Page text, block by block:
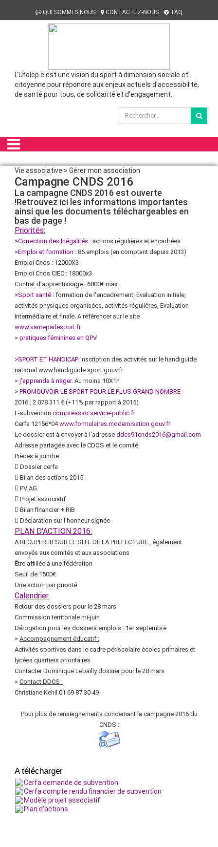
QUI SOMMES NOUS CONTACTEZ-NOUS FAQ
L'Ufolep c'est une vision du sport à dimension sociale et
citoyenne pour répondre aux enjeux actuels d'accessibilité,
de santé pour tous, de solidarité et d'engagement.
Vie associative > Gérer mon association
Campagne CNDS 2016
La campagne CNDS 2016 est ouverte
!Retrouvez ici les informations importantes
ainsi que les documents téléchargeables en
bas de page !
Priorités:
>Correction des Inégalités : actions régulières et encadrées
>Emploi et formation : 86 emplois (en comptant depuis 2013)
Emploi Cnds : 12000X3
Emploi Cnds CIEC : 18000x3
Contrat d’apprentissage : 6000€ max
>Sport santé : formation de l'encadrement, Evaluation initiale,
activités physiques organisées, activités régulières, Evaluation
intermédiaire et finale. A référencer sur le site
www.santeparlesport.fr
> pratiques féminines en QPV
>SPORT ET HANDICAP. Inscription des activités sur le handiguide
national www.handiguide.sport.gouv.fr
> j'apprends à nager. Au moins 10X1h
> PROMOUVOIR LE SPORT POUR LE PLUS GRAND NOMBRE
2016 : 2 078 311 € (+11% par rapport à 2015)
E-subvention compteasso.service-public.fr
Cerfa 12156*04www.formulaires.modernisation.gouv.fr
Le dossier est à envoyer à l'adresse ddcs91cnds2016@gmail.com
Adresse partagée avec le CDOS et le comité
Pièces à joindre :
 Dossier cerfa
 Bilan des actions 2015
 PV AG
 Projet associatif
 Bilan financier + RIB
 Déclaration sur l'honneur signée
PLAN D'ACTION 2016:
A RECUPERER SUR LE SITE DE LA PREFECTURE , également
envoyés aux comités et aux associations
Être affiliée à une fédération
Seuil de 1500€
Une action par priorité
Calendrier
Retour des dossiers pour le 28 mars
Commission territoriale mi-juin
Dérogation pour les dossiers emplois : 1er septembre
> Accompagnement éducatif :
Activités sportives dans le cadre périscolaire écoles primaires et
lycées quartiers prioritaires
Contacter Dominique Lebailly dossier pour le 28 mars
> Contact DDCS :
Christiane Kehil 01 69 87 30 49
Pour plus de renseignements concernant la campagne 2016 du
CNDS :
A télécharger
Cerfa demande de subvention
Cerfa compte rendu financier de subvention
Modèle projet associatif
Plan d'actions